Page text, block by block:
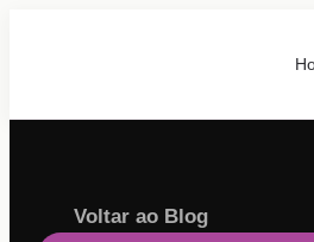
Voltar ao Blog